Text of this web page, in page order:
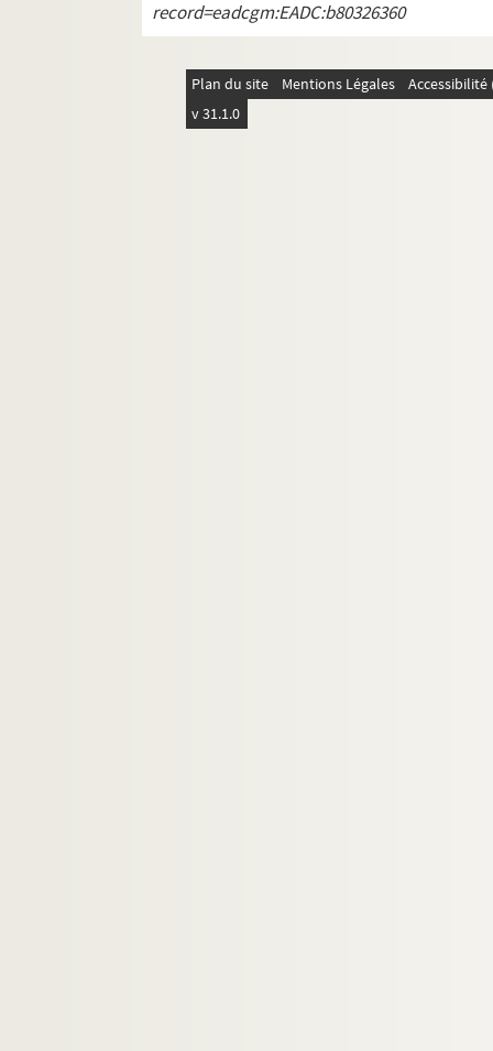
record=eadcgm:EADC:b80326360
Plan du site Mentions Légales
v 31.1.0